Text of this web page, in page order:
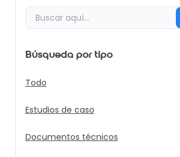
Búsqueda por tipo
Todo
Estudios de caso
Documentos técnicos